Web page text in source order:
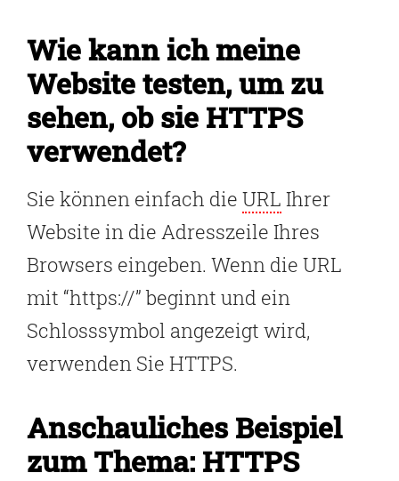
Wie kann ich meine
Website testen, um zu
sehen, ob sie HTTPS
verwendet?
Sie können einfach die URL Ihrer
Website in die Adresszeile Ihres
Browsers eingeben. Wenn die URL
mit “https://” beginnt und ein
Schlosssymbol angezeigt wird,
verwenden Sie HTTPS.
Anschauliches Beispiel
zum Thema: HTTPS